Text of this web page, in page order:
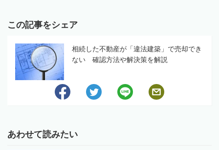
この記事をシェア
相続した不動産が「違法建築」で売却でき
ない 確認方法や解決策を解説
あわせて読みたい